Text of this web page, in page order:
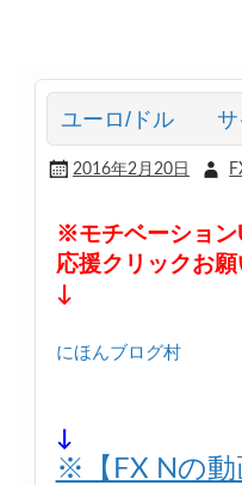
ユーロ/ドル サ
2016年2月20日
※モチベーション
応援クリックお願
↓
にほんブログ村
↓
※【FX Nの